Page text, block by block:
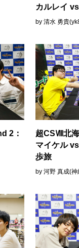
カルレイ
by 清水 勇貴
2：
超CSⅧ北
マイケル
歩旅
by 河野 真成(神